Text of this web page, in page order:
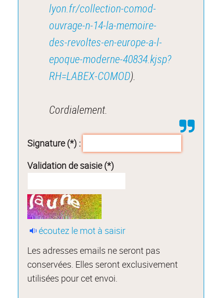
lyon.fr/collection-comod-
ouvrage-n-14-la-memoire-
des-revoltes-en-europe-a-l-
epoque-moderne-40834.kjsp?
RH=LABEX-COMOD).
Cordialement.
Signature (*) :
Validation de saisie (*)
écoutez le mot à saisir
Les adresses emails ne seront pas
conservées. Elles seront exclusivement
utilisées pour cet envoi.